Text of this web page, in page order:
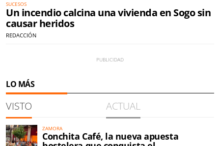
SUCESOS
Un incendio calcina una vivienda en Sogo sin
causar heridos
REDACCIÓN
LO MÁS
VISTO ACTUAL
ZAMORA
Conchita Café, la nueva apuesta